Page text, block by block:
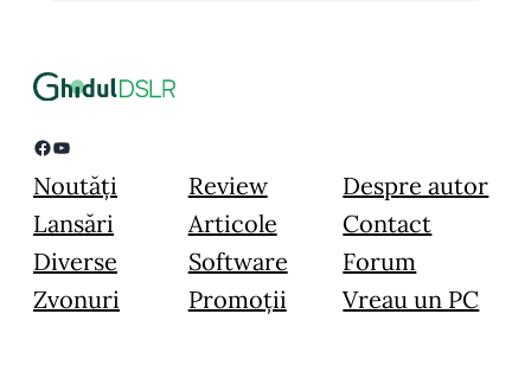
Facebook YouTube
Noutăți
Lansări
Diverse
Zvonuri
Review
Articole
Software
Promoții
Despre autor
Contact
Forum
Vreau un PC